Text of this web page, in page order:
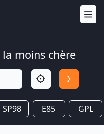
moins chère
SP98 E85 GPL